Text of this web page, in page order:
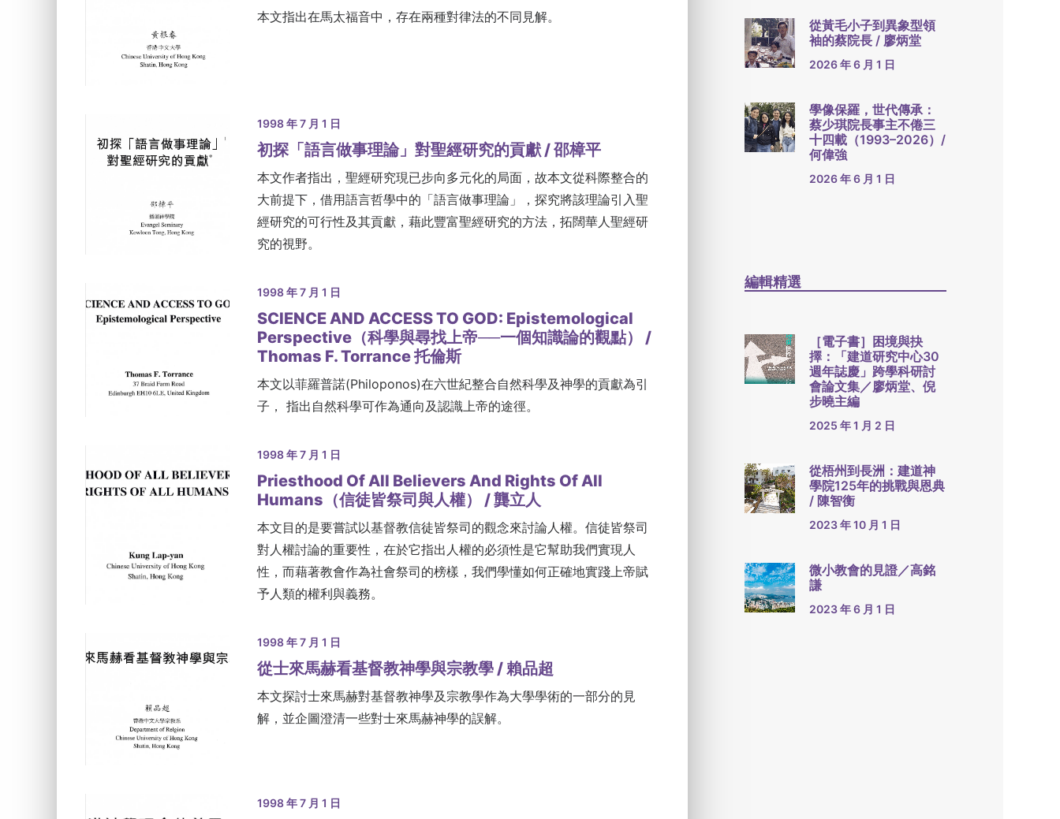
本文指出在馬太福音中，存在兩種對律法的不同見解。
1998 年 7 月 1 日
初探「語言做事理論」對聖經研究的貢獻 / 邵樟平
本文作者指出，聖經研究現已步向多元化的局面，故本文從科際整合的
大前提下，借用語言哲學中的「語言做事理論」，探究將該理論引入聖
經研究的可行性及其貢獻，藉此豐富聖經研究的方法，拓闊華人聖經研
究的視野。
1998 年 7 月 1 日
SCIENCE AND ACCESS TO GOD: Epistemological
Perspective（科學與尋找上帝──一個知識論的觀點） /
Thomas F. Torrance 托倫斯
本文以菲羅普諾(Philoponos)在六世紀整合自然科學及神學的貢獻為引
子， 指出自然科學可作為通向及認識上帝的途徑。
1998 年 7 月 1 日
Priesthood Of All Believers And Rights Of All
Humans（信徒皆祭司與人權） / 龔立人
本文目的是要嘗試以基督教信徒皆祭司的觀念來討論人權。信徒皆祭司
對人權討論的重要性，在於它指出人權的必須性是它幫助我們實現人
性，而藉著教會作為社會祭司的榜樣，我們學懂如何正確地實踐上帝賦
予人類的權利與義務。
1998 年 7 月 1 日
從士來馬赫看基督教神學與宗教學 / 賴品超
本文探討士來馬赫對基督教神學及宗教學作為大學學術的一部分的見
解，並企圖澄清一些對士來馬赫神學的誤解。
1998 年 7 月 1 日
從黃毛小子到異象型領
袖的蔡院長 / 廖炳堂
2026 年 6 月 1 日
學像保羅，世代傳承：
蔡少琪院長事主不倦三
十四載（1993–2026）/
何偉強
2026 年 6 月 1 日
編輯精選
［電子書］困境與抉
擇：「建道研究中心30
週年誌慶」跨學科研討
會論文集／廖炳堂、倪
步曉主編
2025 年 1 月 2 日
從梧州到長洲：建道神
學院125年的挑戰與恩典
/ 陳智衡
2023 年 10 月 1 日
微小教會的見證／高銘
謙
2023 年 6 月 1 日